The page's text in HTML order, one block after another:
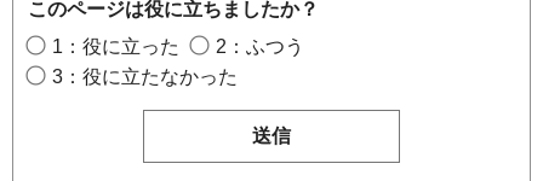
このページは役に立ちましたか？
1：役に立った
2：ふつう
3：役に立たなかった